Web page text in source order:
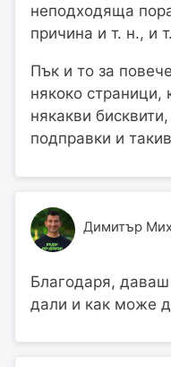
неподходяща
причина и т. н., и
Пък и то за
някоко страници,
някакви
подправки и
Димитър
Благодаря,
дали и как може